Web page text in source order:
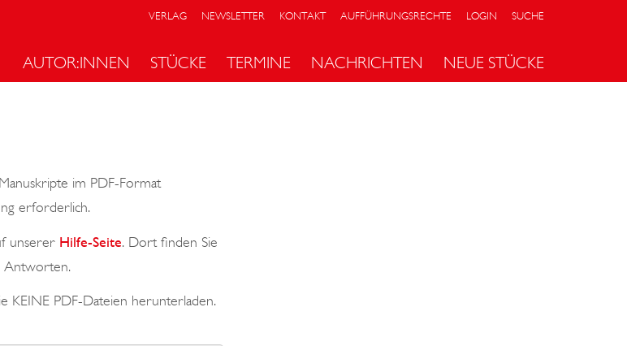
VERLAG NEWSLETTER KONTAKT AUFFÜHRUNGSRECHTE LOGIN SUCHE
AUTOR:INNEN STÜCKE TERMINE NACHRICHTEN NEUE STÜCKE
im PDF-Format
erforderlich.
unserer Hilfe-Seite. Dort finden Sie
Antworten.
KEINE PDF-Dateien herunterladen.